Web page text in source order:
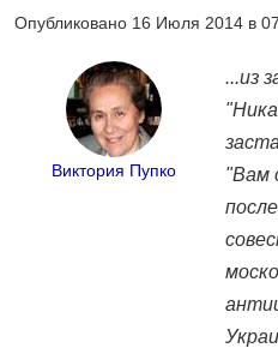
Опубликовано 16 Июля 2014 в
Виктория Пупко
...из
"Вам